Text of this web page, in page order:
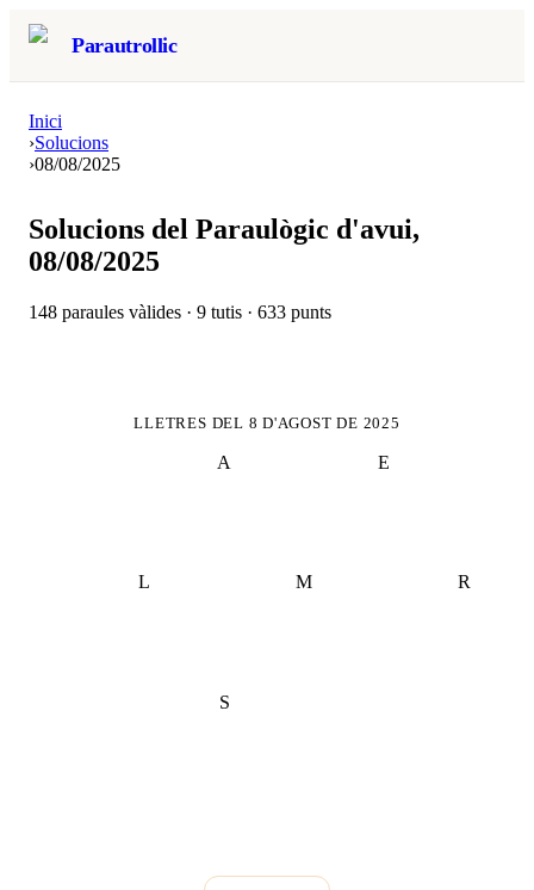
Parautrollic
Inici
›Solucions
›08/08/2025
Solucions del Paraulògic d'avui,
08/08/2025
148 paraules vàlides · 9 tutis · 633 punts
LLETRES DEL 8 D'AGOST DE 2025
M
A E
L R
S